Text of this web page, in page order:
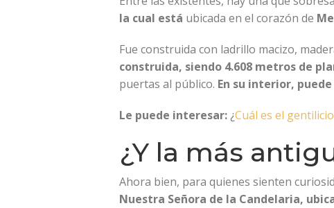
la cual está ubicada en el corazón de
Fue construida con ladrillo macizo,
construida, siendo 4.608 metros de
puertas al público. En su interior,
Le puede interesar: ¿Cuál es el
¿Y la más
Ahora bien, para quienes sienten
Nuestra Señora de la Candelaria,